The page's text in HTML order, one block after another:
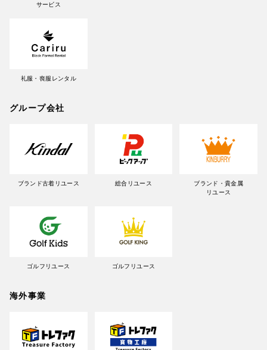
サービス
礼服・喪服レンタル
グループ会社
ブランド古着リユース 総合リユース
ブランド・貴金属
リユース
ゴルフリユース ゴルフリユース
海外事業